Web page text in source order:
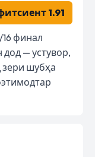
1.91
финал
— устувор,
шубҳа